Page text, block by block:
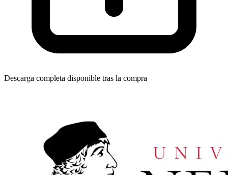
Descarga completa disponible tras la compra